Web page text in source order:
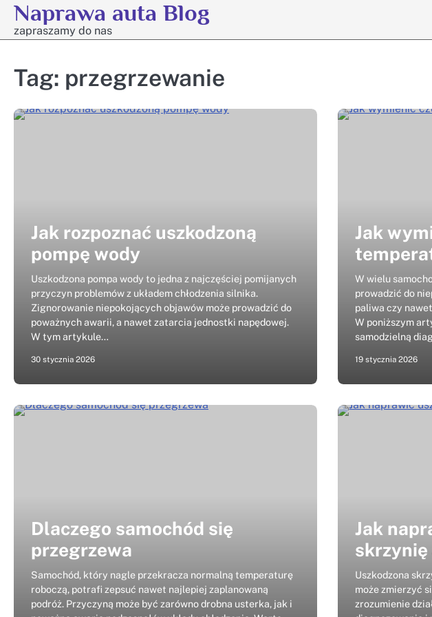
Skip
content
Naprawa auta Blog
zapraszamy do nas
Tag: przegrzewanie
Jak rozpoznać uszkodzoną
pompę wody
Uszkodzona pompa wody to jedna z najczęściej pomijanych
przyczyn problemów z układem chłodzenia silnika.
Zignorowanie niepokojących objawów może prowadzić do
poważnych awarii, a nawet zatarcia jednostki napędowej.
W tym artykule…
30 stycznia 2026
Jak
W wielu
prowadzić do
paliwa czy
W poniższym
samodzielną
19 stycznia 2026
Dlaczego samochód się
przegrzewa
Samochód, który nagle przekracza normalną temperaturę
roboczą, potrafi zepsuć nawet najlepiej zaplanowaną
podróż. Przyczyną może być zarówno drobna usterka, jak i
Jak
Uszkodzona
może zmierzyć
zrozumienie